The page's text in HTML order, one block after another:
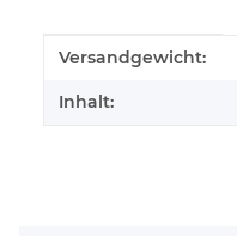
Produkteigenschaft
Wert
Versandgewicht:
Inhalt: